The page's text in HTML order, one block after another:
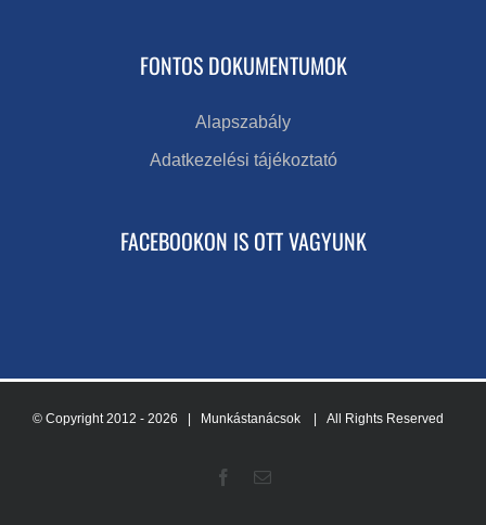
FONTOS DOKUMENTUMOK
Alapszabály
Adatkezelési tájékoztató
FACEBOOKON IS OTT VAGYUNK
© Copyright 2012 - 2026 | Munkástanácsok | All Rights Reserved
Facebook
Email